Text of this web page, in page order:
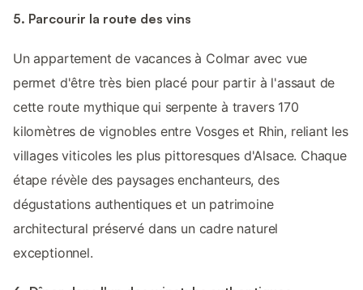
5. Parcourir la route des vins
Un appartement de vacances à Colmar avec vue
permet d'être très bien placé pour partir à l'assaut de
cette route mythique qui serpente à travers 170
kilomètres de vignobles entre Vosges et Rhin, reliant les
villages viticoles les plus pittoresques d'Alsace. Chaque
étape révèle des paysages enchanteurs, des
dégustations authentiques et un patrimoine
architectural préservé dans un cadre naturel
exceptionnel.